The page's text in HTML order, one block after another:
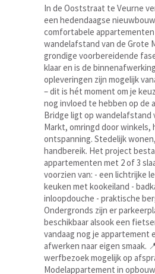
In de Ooststraat te Veurne
een hedendaagse
comfortabele
wandelafstand van de Grote
grondige voorbereidende
klaar en is de
opleveringen zijn mogelijk
– dit is hét moment om je
nog invloed te hebben op de
Bridge ligt op wandelafstand
Markt, omringd door winkels,
ontspanning. Stedelijk
handbereik. Het project
appartementen met 2 of 3
voorzien van: - een lichtrijke
keuken met kookeiland -
inloopdouche - praktische
Ondergronds zijn er
beschikbaar alsook een
vandaag nog je appartement
afwerken naar eigen smaak.
werfbezoek mogelijk op
Modelappartement in opbouw